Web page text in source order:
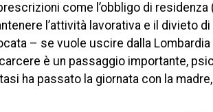
come l’obbligo di
l’attività lavorativa e il divieto
– se vuole uscire dalla
è un passaggio importante,
ha passato la giornata con la